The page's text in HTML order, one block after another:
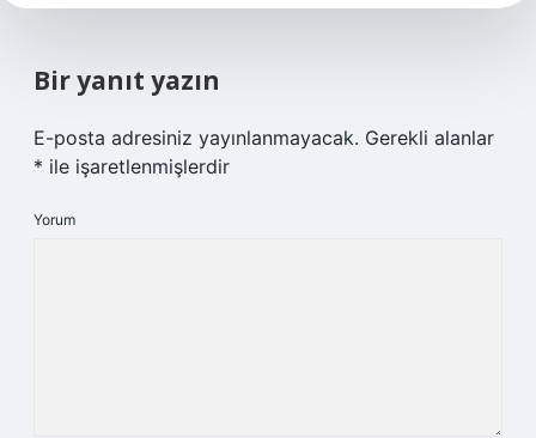
Bir yanıt yazın
E-posta adresiniz yayınlanmayacak. Gerekli alanlar
* ile işaretlenmişlerdir
Yorum